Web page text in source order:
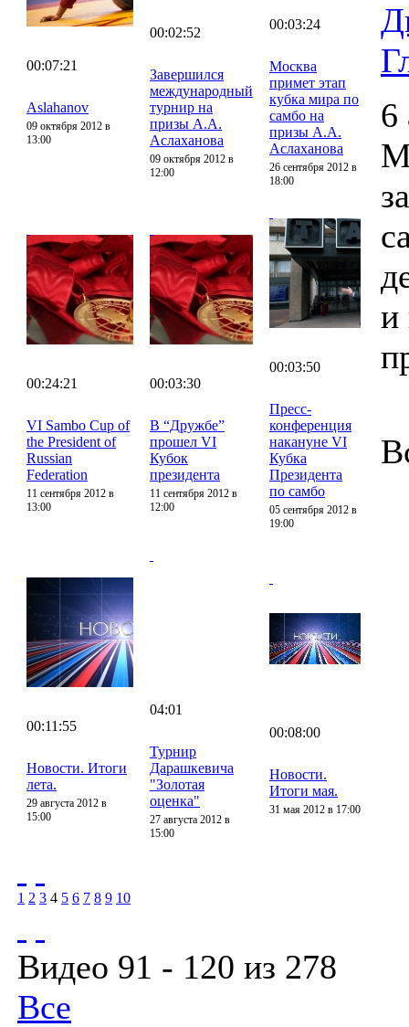
00:07:21
Aslahanov
09 октября 2012 в
13:00
00:02:52
Завершился
международный
турнир на
призы А.А.
Аслаханова
09 октября 2012 в
12:00
00:03:24
Москва
примет этап
кубка мира по
самбо на
призы А.А.
Аслаханова
26 сентября 2012 в
18:00
00:24:21
VI Sambo Cup of
the President of
Russian
Federation
11 сентября 2012 в
13:00
00:03:30
В “Дружбе”
прошел VI
Кубок
президента
11 сентября 2012 в
12:00
00:03:50
Пресс-
конференция
накануне VI
Кубка
Президента
по самбо
05 сентября 2012 в
19:00
00:11:55
Новости. Итоги
лета.
29 августа 2012 в
15:00
04:01
Турнир
Дарашкевича
"Золотая
оценка"
27 августа 2012 в
15:00
00:08:00
Новости.
Итоги мая.
31 мая 2012 в 17:00
1 2 3 4 5 6 7 8 9 10
Видео 91 - 120 из 278
Все
6
и